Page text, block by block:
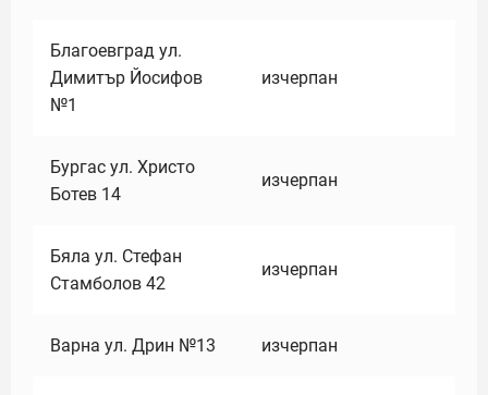
Благоевград ул.
Димитър Йосифов
№1
изчерпан
Бургас ул. Христо
Ботев 14
изчерпан
Бяла ул. Стефан
Стамболов 42
изчерпан
Варна ул. Дрин №13 изчерпан